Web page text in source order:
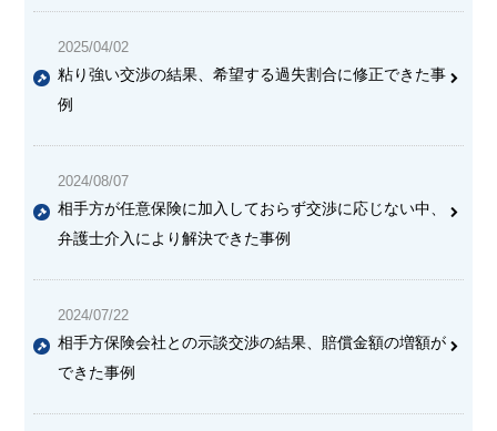
2025/04/02
粘り強い交渉の結果、希望する過失割合に修正できた事
例
2024/08/07
相手方が任意保険に加入しておらず交渉に応じない中、
弁護士介入により解決できた事例
2024/07/22
相手方保険会社との示談交渉の結果、賠償金額の増額が
できた事例